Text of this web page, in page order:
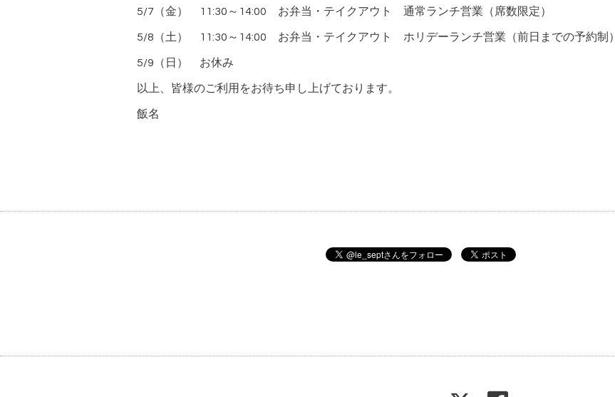
5/7（金） 11:30～14:00 お弁当・テイクアウト 通常ランチ営業（席数限定）
5/8（土） 11:30～14:00 お弁当・テイクアウト ホリデーランチ営業（前日までの予約制）
5/9（日） お休み
以上、皆様のご利用をお待ち申し上げております。
飯名